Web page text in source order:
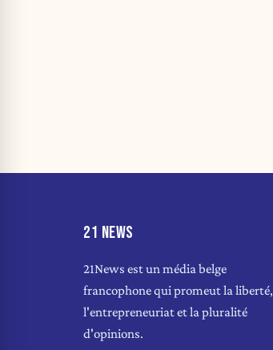
21 NEWS
21News est un média belge
francophone qui promeut la liberté,
l'entrepreneuriat et la pluralité
d'opinions.